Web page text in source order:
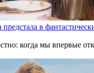
в
когда мы впервые